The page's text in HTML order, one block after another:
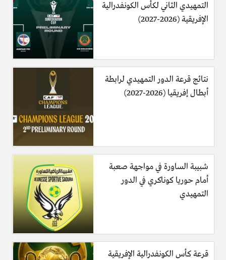
التمهيدي الثاني لكأس الكونفدرالية
الإفريقية (2026-2027)
نتائج قرعة الدور التمهيدي لرابطة
أبطال إفريقيا (2026-2027)
شبيبة الساورة في مواجهة صعبة
أمام حوريا كوناكري في الدور
التمهيدي
قرعة كأس الكونفدرالية الإفريقية